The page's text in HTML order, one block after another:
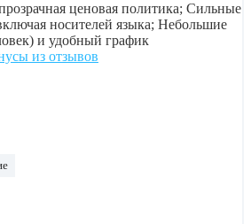
ценовая политика; Сильные
носителей языка; Небольшие
и удобный график
из отзывов